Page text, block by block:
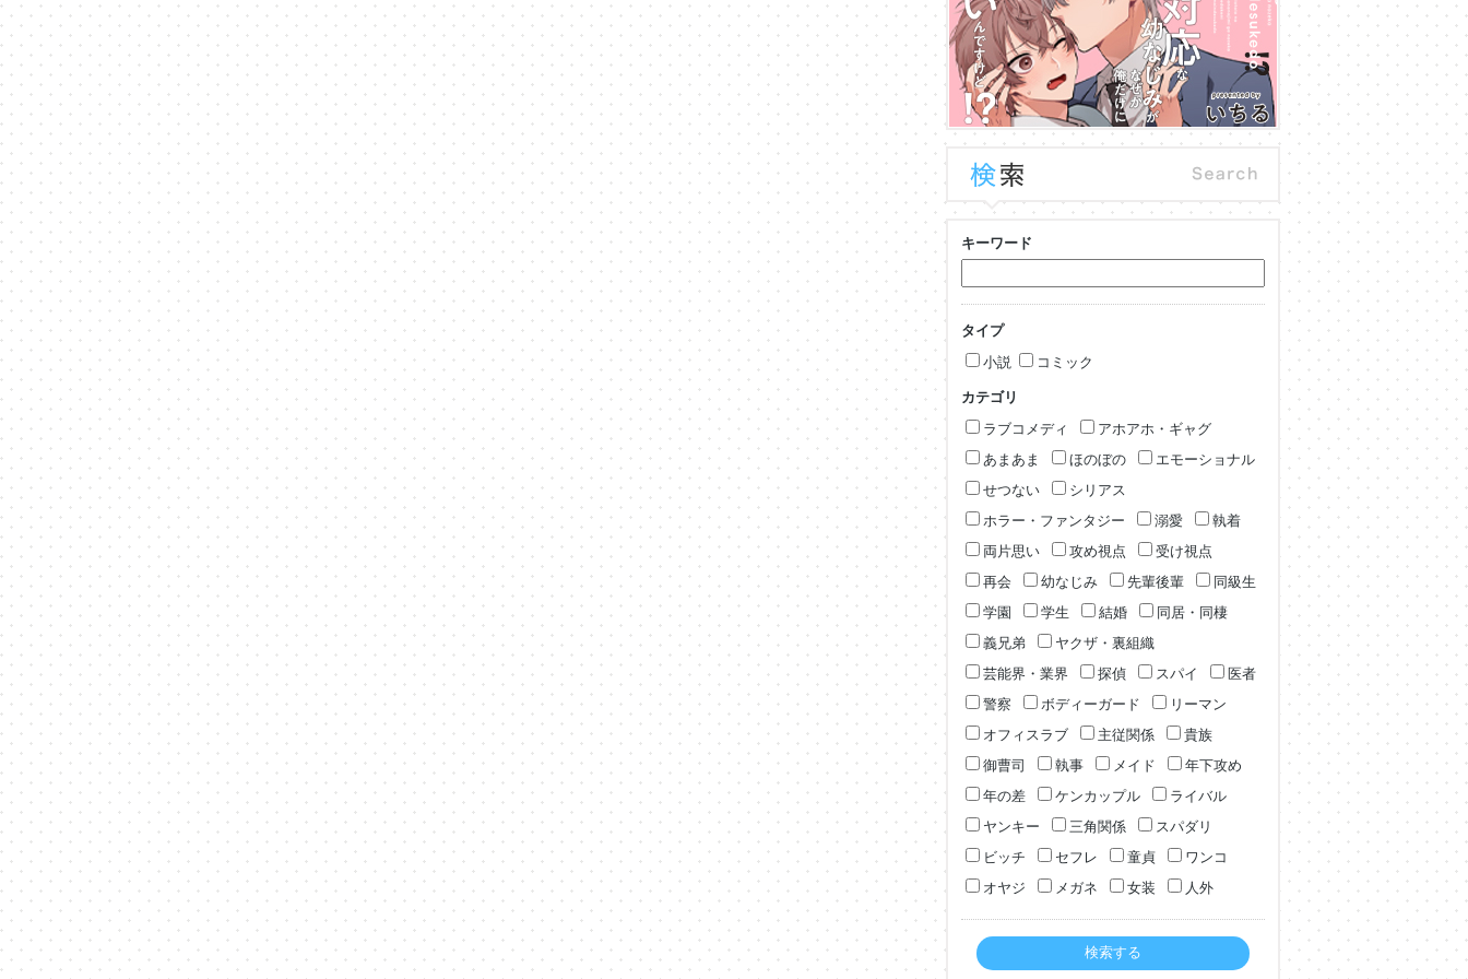
キーワード
タイプ
小説
コミック
カテゴリ
ラブコメディ
アホアホ・ギャグ
あまあま
ほのぼの
エモーショナル
せつない
シリアス
ホラー・ファンタジー
溺愛
執着
両片思い
攻め視点
受け視点
再会
幼なじみ 先輩後輩
同級生
学園
学生 結婚
同居・同棲
義兄弟
ヤクザ・裏組織
芸能界・業界
探偵 スパイ
医者
警察
ボディーガード
リーマン
オフィスラブ
主従関係
貴族
御曹司
執事 メイド
年下攻め
年の差
ケンカップル
ライバル
ヤンキー
三角関係
スパダリ
ビッチ
セフレ 童貞
ワンコ
オヤジ
メガネ 女装 人外
検索する